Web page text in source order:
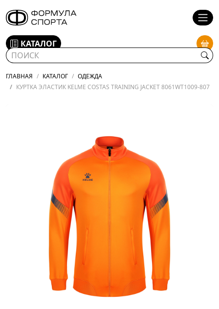
КАТАЛОГ
ГЛАВНАЯ КАТАЛОГ
ОДЕЖДА
КУРТКА ЭЛАСТИК KELME COSTAS TRAINING JACKET 8061WT1009-807